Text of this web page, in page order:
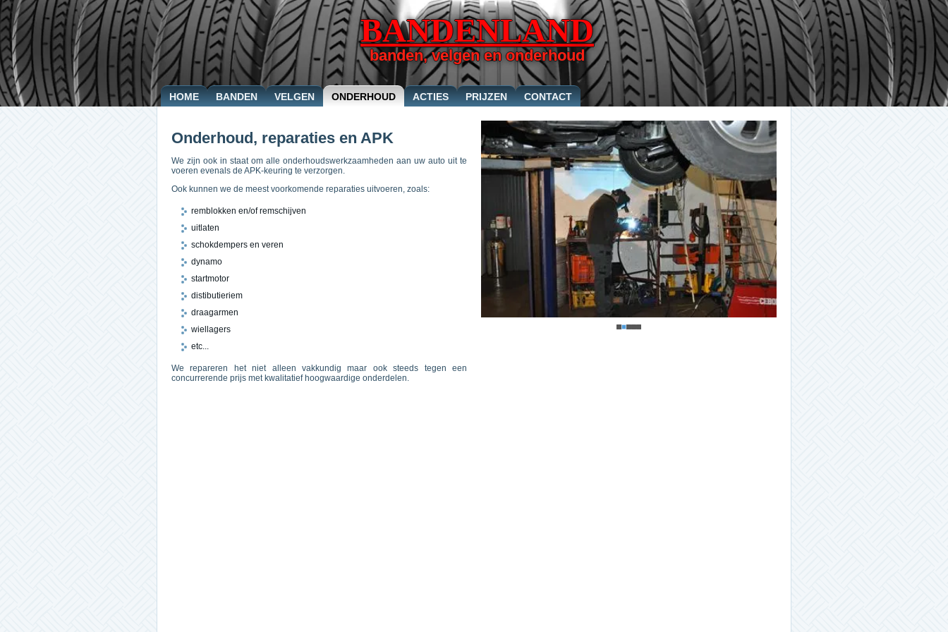
BANDENLAND
banden, velgen en onderhoud
HOME BANDEN VELGEN ONDERHOUD ACTIES PRIJZEN CONTACT
Onderhoud, reparaties en APK
We zijn ook in staat om alle onderhoudswerkzaamheden aan uw auto uit te
voeren evenals de APK-keuring te verzorgen.
Ook kunnen we de meest voorkomende reparaties uitvoeren, zoals:
remblokken en/of remschijven
uitlaten
schokdempers en veren
dynamo
startmotor
distibutieriem
draagarmen
wiellagers
etc...
We repareren het niet alleen vakkundig maar ook steeds tegen een
concurrerende prijs met kwalitatief hoogwaardige onderdelen.